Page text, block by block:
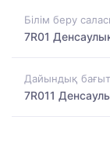
Білім беру
7R01
Дайындық
7R011